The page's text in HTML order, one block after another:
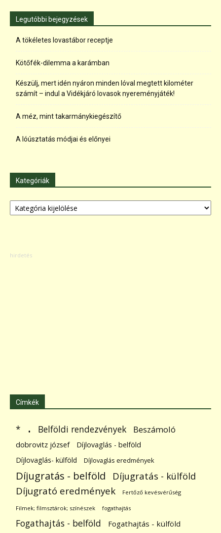
Legutóbbi bejegyzések
A tökéletes lovastábor receptje
Kötőfék-dilemma a karámban
Készülj, mert idén nyáron minden lóval megtett kilométer
számít – indul a Vidékjáró lovasok nyereményjáték!
A méz, mint takarmánykiegészítő
A lóúsztatás módjai és előnyei
Kategóriák
Kategóriák
Címkék
* . Belföldi rendezvények Beszámoló
dobrovitz józsef
Díjlovaglás - belföld
Díjlovaglás- külföld
Díjlovaglás eredmények
Díjugratás - belföld Díjugratás - külföld
Díjugrató eredmények Fertőző kevésvérűség
Filmek; filmsztárok; színészek fogathajtás
Fogathajtás - belföld Fogathajtás - külföld